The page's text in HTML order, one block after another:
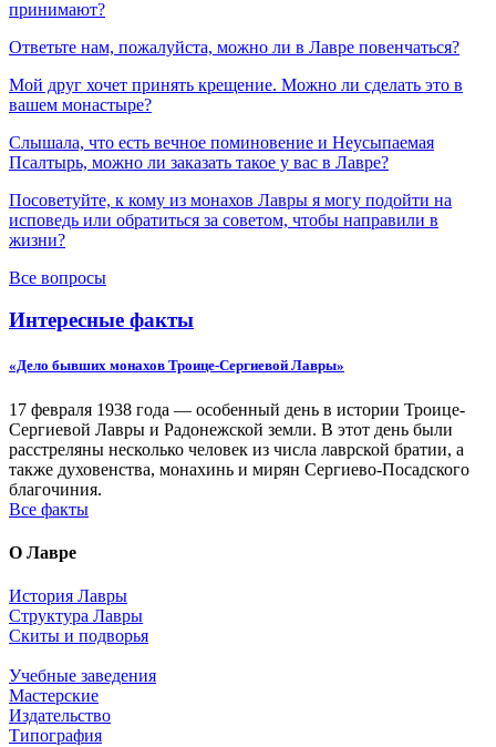
принимают?
Ответьте нам, пожалуйста, можно ли в Лавре повенчаться?
Мой друг хочет принять крещение. Можно ли сделать это в
вашем монастыре?
Слышала, что есть вечное поминовение и Неусыпаемая
Псалтырь, можно ли заказать такое у вас в Лавре?
Посоветуйте, к кому из монахов Лавры я могу подойти на
исповедь или обратиться за советом, чтобы направили в
жизни?
Все вопросы
Интересные факты
«Дело бывших монахов Троице-Сергиевой Лавры»
17 февраля 1938 года — особенный день в истории Троице-
Сергиевой Лавры и Радонежской земли. В этот день были
расстреляны несколько человек из числа лаврской братии, а
также духовенства, монахинь и мирян Сергиево-Посадского
благочиния.
Все факты
О Лавре
История Лавры
Структура Лавры
Скиты и подворья
Учебные заведения
Мастерские
Издательство
Типография